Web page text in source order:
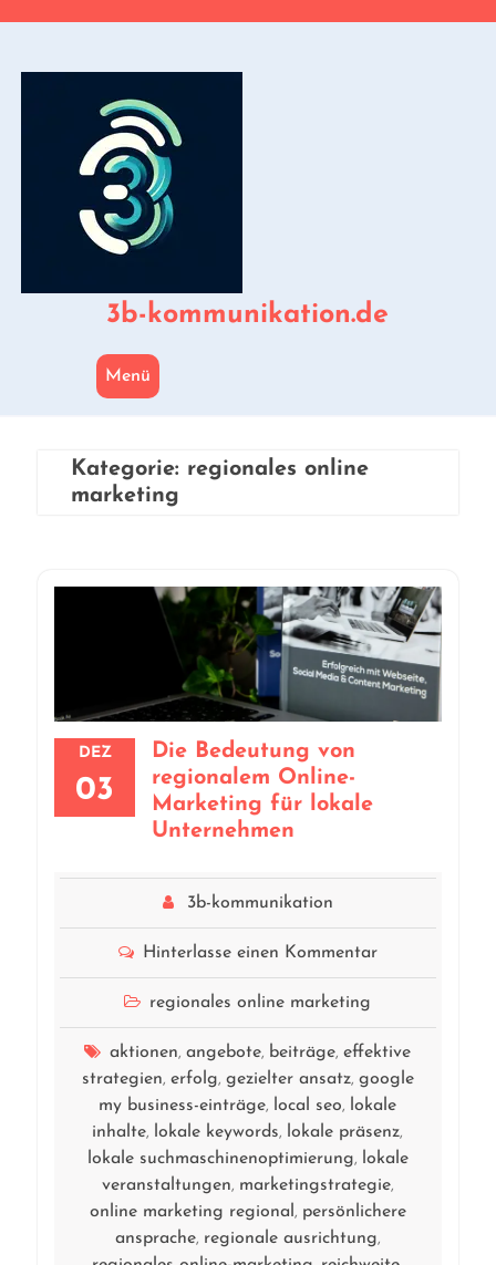
3b-kommunikation.de
Menü
Kategorie: regionales online
marketing
DEZ
03
Die Bedeutung von
regionalem Online-
Marketing für lokale
Unternehmen
3b-kommunikation
Hinterlasse einen Kommentar
regionales online marketing
aktionen,angebote, beiträge,effektive
strategien, erfolg, gezielter ansatz, google
my business-einträge, local seo, lokale
inhalte, lokale keywords, lokale präsenz,
lokale suchmaschinenoptimierung, lokale
veranstaltungen, marketingstrategie,
online marketing regional , persönlichere
ansprache, regionale ausrichtung,